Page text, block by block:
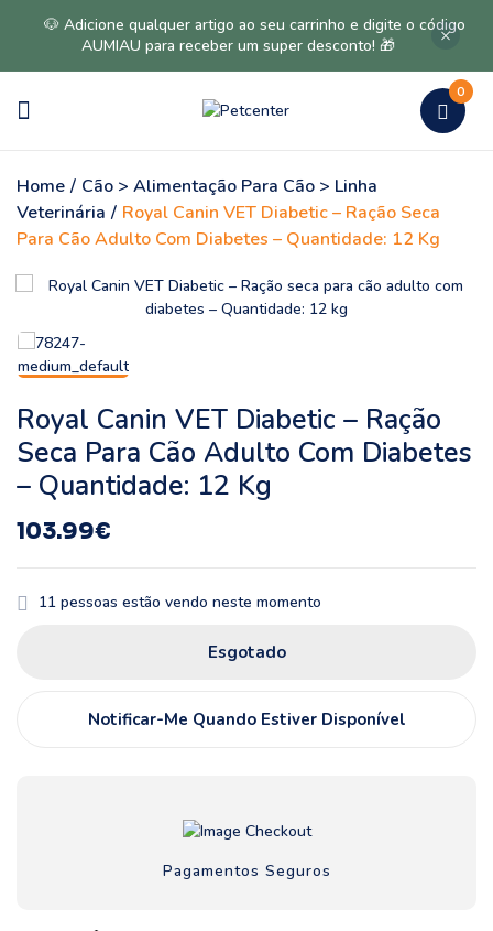
🐶 Adicione qualquer artigo ao seu carrinho e digite o código
AUMIAU para receber um super desconto! 🎁
0
Home / Cão > Alimentação Para Cão > Linha
Veterinária / Royal Canin VET Diabetic – Ração Seca
Para Cão Adulto Com Diabetes – Quantidade: 12 Kg
Royal Canin VET Diabetic – Ração
Seca Para Cão Adulto Com Diabetes
– Quantidade: 12 Kg
103.99€
11 pessoas estão vendo neste momento
Esgotado
Notificar-Me Quando Estiver Disponível
Pagamentos Seguros